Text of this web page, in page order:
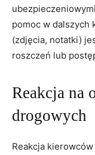
pomoc w⁣ dalszych
⁤(zdjęcia, notatki)​
roszczeń ⁣lub
Reakcja na
drogowych
Reakcja